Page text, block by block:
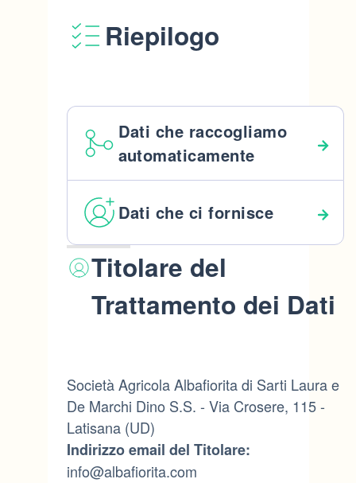
Riepilogo
Dati che raccogliamo
automaticamente
Dati che ci fornisce
Titolare del
Trattamento dei Dati
Società Agricola Albafiorita di Sarti Laura e
De Marchi Dino S.S. - Via Crosere, 115 -
Latisana (UD)
Indirizzo email del Titolare:
info@albafiorita.com